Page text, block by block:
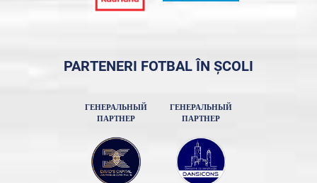
PARTENERI FOTBAL ÎN ȘCOLI
ГЕНЕРАЛЬНЫЙ
ПАРТНЕР
ГЕНЕРАЛЬНЫЙ
ПАРТНЕР